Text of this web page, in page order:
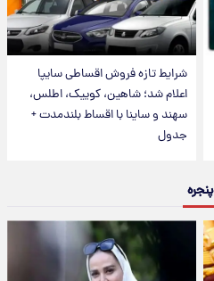
شرایط تازه فروش اقساطی سایپا
اعلام شد؛ شاهین، کوییک، اطلس،
سهند و ساینا با اقساط بلندمدت +
جدول
پنجره